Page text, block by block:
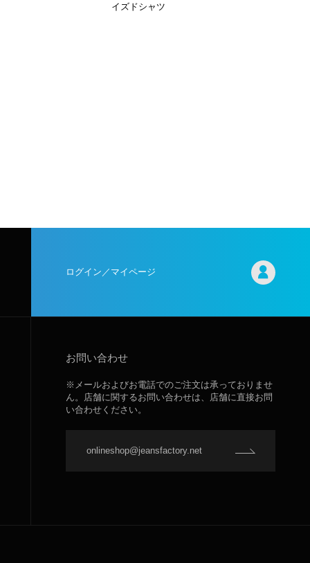
イズドシャツ
ログイン／マイページ
お問い合わせ
※メールおよびお電話でのご注文は承っておりませ
ん。店舗に関するお問い合わせは、店舗に直接お問
い合わせください。
onlineshop@jeansfactory.net